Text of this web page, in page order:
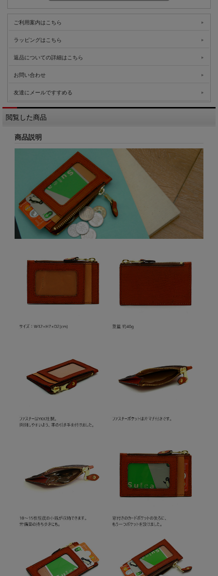
ご利用案内はこちら
ラッピングはこちら
返品についての詳細はこちら
お問い合わせ
友達にメールですすめる
閲覧した商品
商品説明